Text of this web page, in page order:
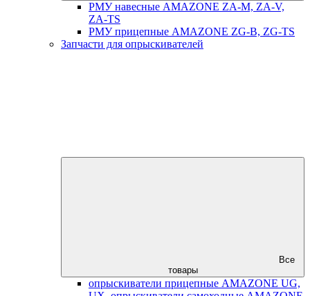
РМУ навесные AMAZONE ZA-M, ZA-V,
ZA-TS
РМУ прицепные AMAZONE ZG-B, ZG-TS
Запчасти для опрыскивателей
Все
товары
опрыскиватели прицепные AMAZONE UG,